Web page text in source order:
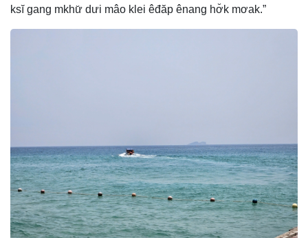
ksĭ gang mkhư̆ dưi mâo klei êđăp ênang hơ̆k mơak.”